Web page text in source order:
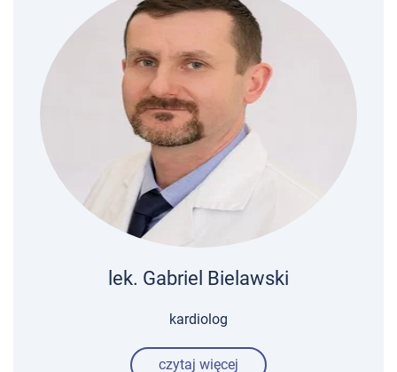
lek. Gabriel Bielawski
kardiolog
czytaj więcej